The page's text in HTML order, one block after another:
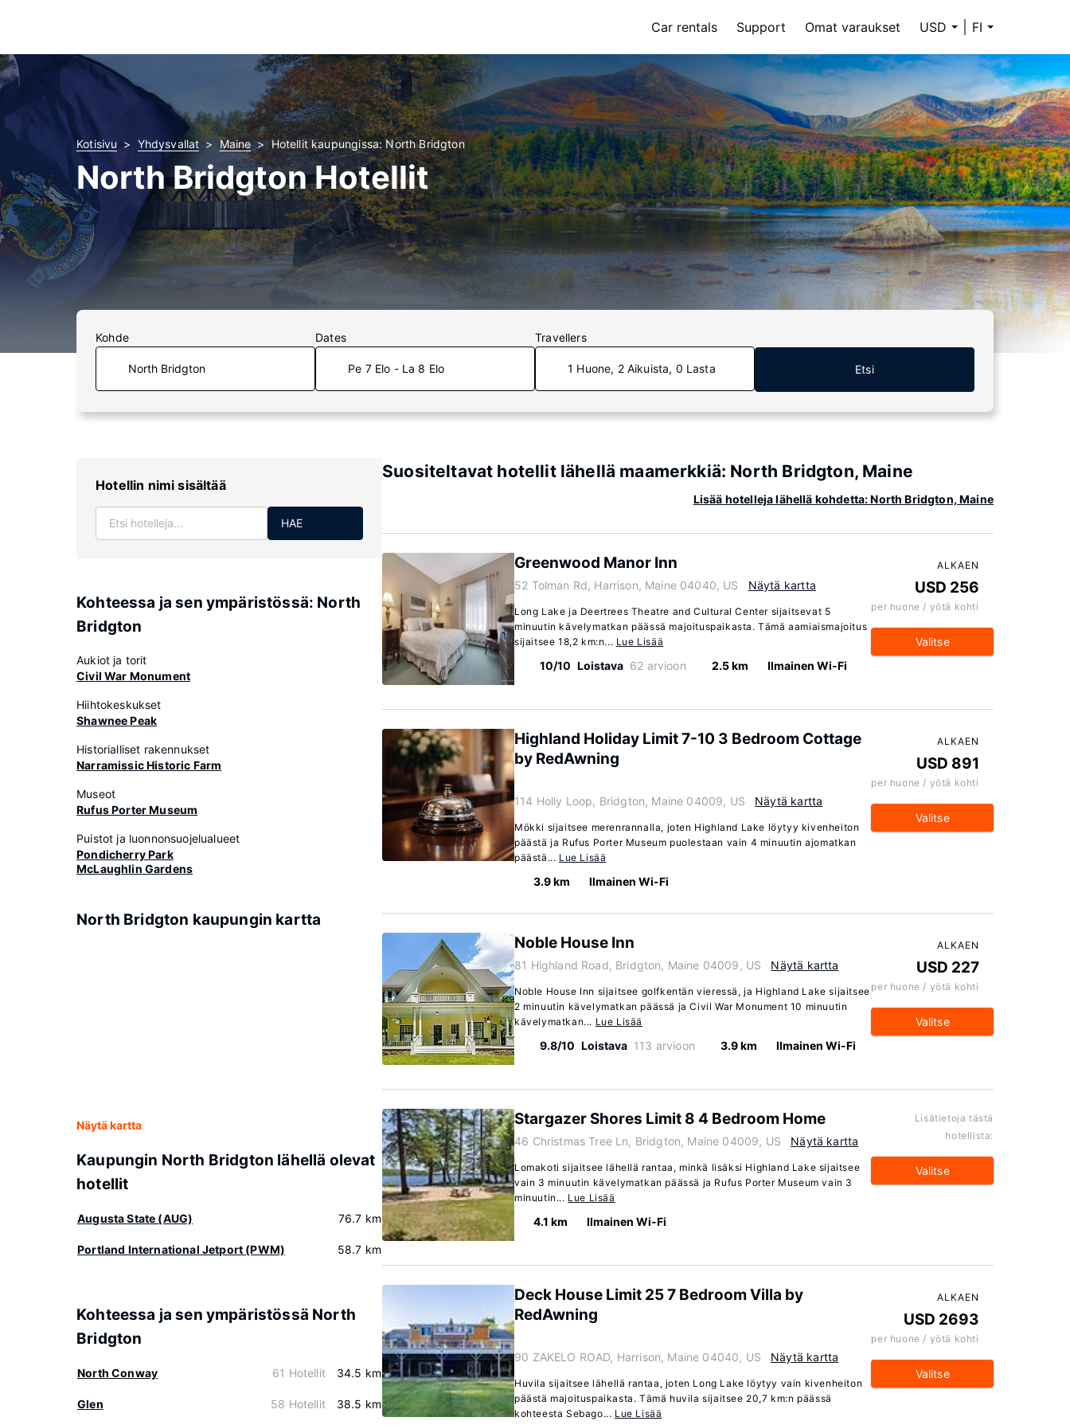
Car rentals Support Omat varaukset USD FI
Kotisivu Yhdysvallat Maine Hotellit kaupungissa: North Bridgton
North Bridgton Hotellit
Kohde Dates
Pe 7 Elo - La 8 Elo
Travellers
1 Huone, 2 Aikuista, 0 Lasta Etsi
Hotellin nimi sisältää
HAE
Kohteessa ja sen ympäristössä: North
Bridgton
Aukiot ja torit
Civil War Monument
Hiihtokeskukset
Shawnee Peak
Historialliset rakennukset
Narramissic Historic Farm
Museot
Rufus Porter Museum
Puistot ja luonnonsuojelualueet
Pondicherry Park
McLaughlin Gardens
North Bridgton kaupungin kartta
Näytä kartta
Kaupungin North Bridgton lähellä olevat
hotellit
Augusta State (AUG) 76.7 km
Portland International Jetport (PWM) 58.7 km
Kohteessa ja sen ympäristössä North
Bridgton
North Conway 61 Hotellit 34.5 km
Glen 58 Hotellit 38.5 km
Suositeltavat hotellit lähellä maamerkkiä: North Bridgton, Maine
Lisää hotelleja lähellä kohdetta: North Bridgton, Maine
Greenwood Manor Inn
52 Tolman Rd, Harrison, Maine 04040, US Näytä kartta
Long Lake ja Deertrees Theatre and Cultural Center sijaitsevat 5
minuutin kävelymatkan päässä majoituspaikasta. Tämä aamiaismajoitus
sijaitsee 18,2 km:n... Lue Lisää
10/10 Loistava 62 arvioon 2.5 km Ilmainen Wi-Fi
ALKAEN
USD 256
per huone / yötä kohti
Valitse
Highland Holiday Limit 7-10 3 Bedroom Cottage
by RedAwning
114 Holly Loop, Bridgton, Maine 04009, US Näytä kartta
Mökki sijaitsee merenrannalla, joten Highland Lake löytyy kivenheiton
päästä ja Rufus Porter Museum puolestaan vain 4 minuutin ajomatkan
päästä... Lue Lisää
3.9 km Ilmainen Wi-Fi
ALKAEN
USD 891
per huone / yötä kohti
Valitse
Noble House Inn
81 Highland Road, Bridgton, Maine 04009, US Näytä kartta
Noble House Inn sijaitsee golfkentän vieressä, ja Highland Lake sijaitsee
2 minuutin kävelymatkan päässä ja Civil War Monument 10 minuutin
kävelymatkan... Lue Lisää
9.8/10 Loistava 113 arvioon 3.9 km Ilmainen Wi-Fi
ALKAEN
USD 227
per huone / yötä kohti
Valitse
Stargazer Shores Limit 8 4 Bedroom Home
46 Christmas Tree Ln, Bridgton, Maine 04009, US Näytä kartta
Lomakoti sijaitsee lähellä rantaa, minkä lisäksi Highland Lake sijaitsee
vain 3 minuutin kävelymatkan päässä ja Rufus Porter Museum vain 3
minuutin... Lue Lisää
4.1 km Ilmainen Wi-Fi
Lisätietoja tästä
hotellista:
Valitse
Deck House Limit 25 7 Bedroom Villa by
RedAwning
90 ZAKELO ROAD, Harrison, Maine 04040, US Näytä kartta
Huvila sijaitsee lähellä rantaa, joten Long Lake löytyy vain kivenheiton
päästä majoituspaikasta. Tämä huvila sijaitsee 20,7 km:n päässä
kohteesta Sebago... Lue Lisää
ALKAEN
USD 2693
per huone / yötä kohti
Valitse